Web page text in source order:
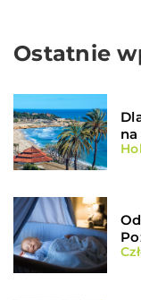
Ostatnie